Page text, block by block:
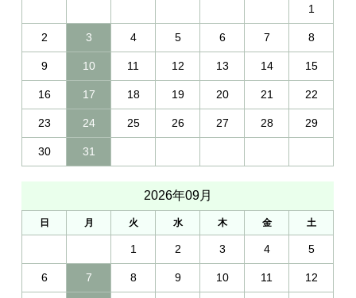
1
2 3 4 5 6 7 8
9 10 11 12 13 14 15
16 17 18 19 20 21 22
23 24 25 26 27 28 29
30 31
2026年09月
日 月 火 水 木 金 土
1 2 3 4 5
6 7 8 9 10 11 12